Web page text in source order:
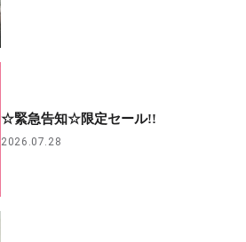
☆緊急告知☆限定セール!!
2026.07.28